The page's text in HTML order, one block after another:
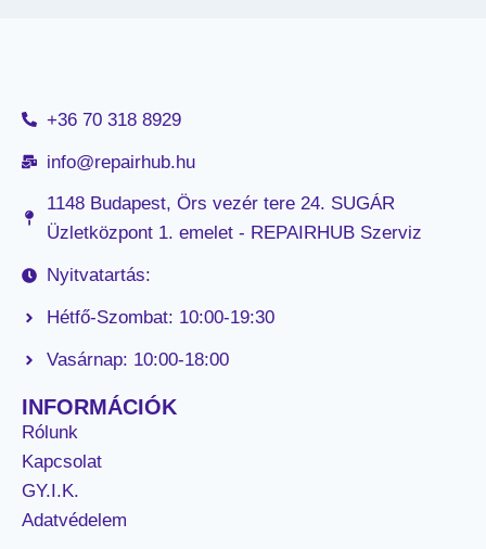
+36 70 318 8929
info@repairhub.hu
1148 Budapest, Örs vezér tere 24. SUGÁR
Üzletközpont 1. emelet - REPAIRHUB Szerviz
Nyitvatartás:
Hétfő-Szombat: 10:00-19:30
Vasárnap: 10:00-18:00
INFORMÁCIÓK
Rólunk
Kapcsolat
GY.I.K.
Adatvédelem